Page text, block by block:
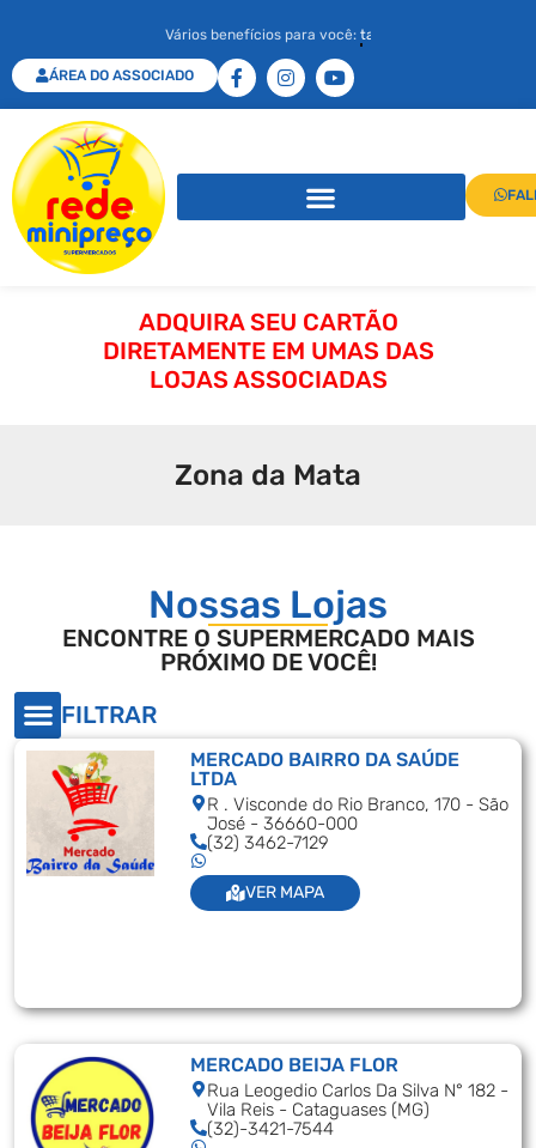
Vários benefícios para você: aplicativo de rede
ÁREA DO ASSOCIADO
ADQUIRA SEU CARTÃO
DIRETAMENTE EM UMAS DAS
LOJAS ASSOCIADAS
Zona da Mata
Nossas Lojas
ENCONTRE O SUPERMERCADO MAIS
PRÓXIMO DE VOCÊ!
FILTRAR
MERCADO BAIRRO DA SAÚDE
LTDA
R . Visconde do Rio Branco, 170 - São
José - 36660-000
(32) 3462-7129
VER MAPA
MERCADO BEIJA FLOR
Rua Leogedio Carlos Da Silva N° 182 -
Vila Reis - Cataguases (MG)
(32)-3421-7544